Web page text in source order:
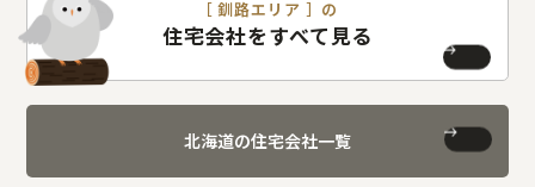
［ 釧路エリア ］の
住宅会社をすべて見る
北海道の住宅会社一覧